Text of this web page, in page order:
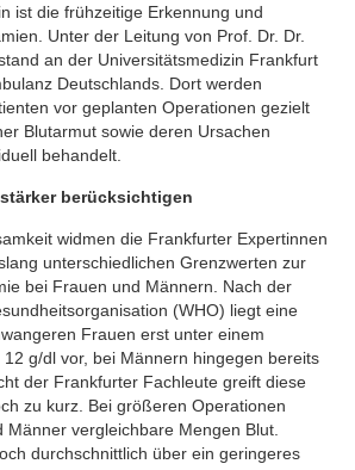
ist die frühzeitige Erkennung und
Unter der Leitung von Prof. Dr. Dr.
an der Universitätsmedizin Frankfurt
Deutschlands. Dort werden
vor geplanten Operationen gezielt
Blutarmut sowie deren Ursachen
behandelt.
berücksichtigen
widmen die Frankfurter Expertinnen
unterschiedlichen Grenzwerten zur
bei Frauen und Männern. Nach der
(WHO) liegt eine
Frauen erst unter einem
g/dl vor, bei Männern hingegen bereits
der Frankfurter Fachleute greift diese
zu kurz. Bei größeren Operationen
vergleichbare Mengen Blut.
durchschnittlich über ein geringeres